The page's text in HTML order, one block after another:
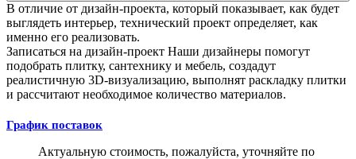
В отличие от дизайн-проекта, который показывает, как будет
выглядеть интерьер, технический проект определяет, как
именно его реализовать.
Записаться на дизайн-проект Наши дизайнеры помогут
подобрать плитку, сантехнику и мебель, создадут
реалистичную 3D-визуализацию, выполнят раскладку плитки
и рассчитают необходимое количество материалов.
График поставок
Актуальную стоимость, пожалуйста, уточняйте по